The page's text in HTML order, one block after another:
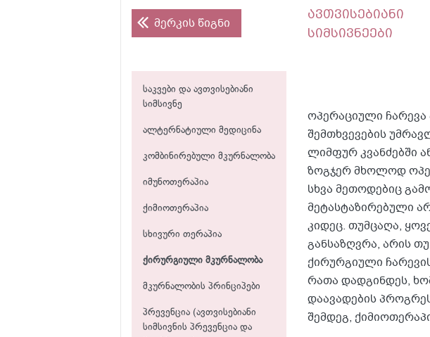
მერკის წიგნი
საკვები და ავთვისებიანი
სიმსივნე
ალტერნატიული მედიცინა
კომბინირებული მკურნალობა
იმუნოთერაპია
ქიმიოთერაპია
სხივური თერაპია
ქირურგიული მკურნალობა
მკურნალობის პრინციპები
პრევენცია (ავთვისებიანი
სიმსივნის პრევენცია და
ავთვისებიანი
სიმსივნეები
ოპერაციული ჩარევა
შემთხვევების
ლიმფურ კვანძებში
ზოგჯერ მხოლოდ
სხვა მეთოდებიც
მეტასტაზირებული
კიდეც. თუმცაღა,
განსაზღვრა, არის
ქირურგიული
რათა დადგინდეს,
დაავადების
შემდეგ,